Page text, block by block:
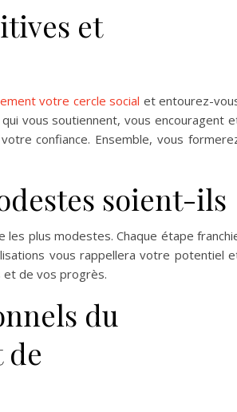
et
votre cercle social et entourez-
vous soutiennent, vous encouragent
confiance. Ensemble, vous
soient-ils
les plus modestes. Chaque étape
vous rappellera votre potentiel
et de vos progrès.
du
de